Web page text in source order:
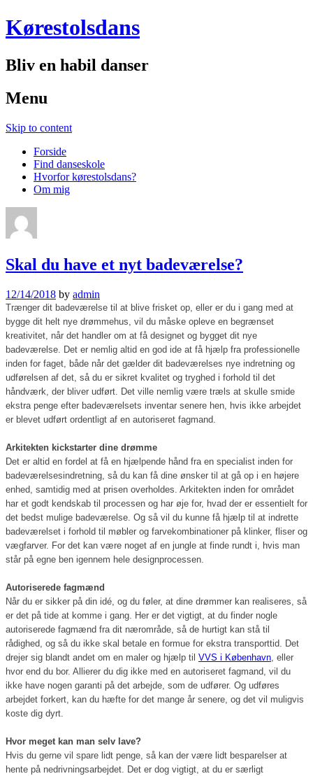
Kørestolsdans
Bliv en habil danser
Menu
Skip to content
Forside
Find danseskole
Hvorfor kørestolsdans?
Om mig
Skal du have et nyt badeværelse?
12/14/2018 by admin
Trænger dit badeværelse til at blive frisket op, eller er du i gang med at
bygge dit helt nye drømmehus, vil du måske opleve en begrænset
kreativitet, når det handler om at få designet og bygget dit nye
badeværelse. Det er nemlig altid en god ide at få hjælp fra professionelle
inden for faget, både når det gælder dit badeværelses nye indretning og
udførelsen af det, så du er sikret kvalitet og tryghed i forhold til det
håndværk, der bliver udført. Det ville nemlig være træls at skulle smide
ekstra penge efter badeværelsets inventar senere hen, hvis ikke arbejdet
er blevet udført ordentligt af en autoriseret fagmand.
Arkitekten kickstarter dine drømme
Det er altid en fordel at få en hjælpende hånd fra en specialist inden for
badeværelsesindretning, så du kan få dine ønsker til at gå op i en højere
enhed, samtidig med at prisen overholdes. Arkitekten inden for området
har et godt kendskab til processen og har øje for, hvad der er essentielt for
det bedst mulige badeværelse. Og så vil du kunne få hjælp til at indrette
badeværelset i forhold til møbler og farvekombinationer på klinker, fliser og
vægfarver. For det kan være noget af en jungle at finde rundt i, hvis man
står på egne ben igennem hele designprocessen.
Autoriserede fagmænd
Når du er sikker på din idé, og du føler, at dine drømmer kan realiseres, så
er det på tide at komme i gang. Her er det vigtigt, at du finder nogle
autoriserede fagmænd fra dit nærområde, så de hurtigt kan stå til
rådighed, og så du ikke skal betale en formue for ekstra transporttid. Det
drejer sig blandt andet om en maler og hjælp til VVS i København , eller
hvor end du bor. Allierer du dig ikke med en autoriseret fagmand, vil du
ikke have nogen garanti på det arbejde, som de udfører. Og udføres
arbejdet forkert, kan du hæfte for det mange år senere, og det vil muligvis
koste dig dyrt.
Hvor meget kan man selv lave?
Hvis du gerne vil spare lidt penge, så kan der være lidt besparelser at
hente på nedrivningsarbejdet. Det er dog vigtigt, at du er særligt